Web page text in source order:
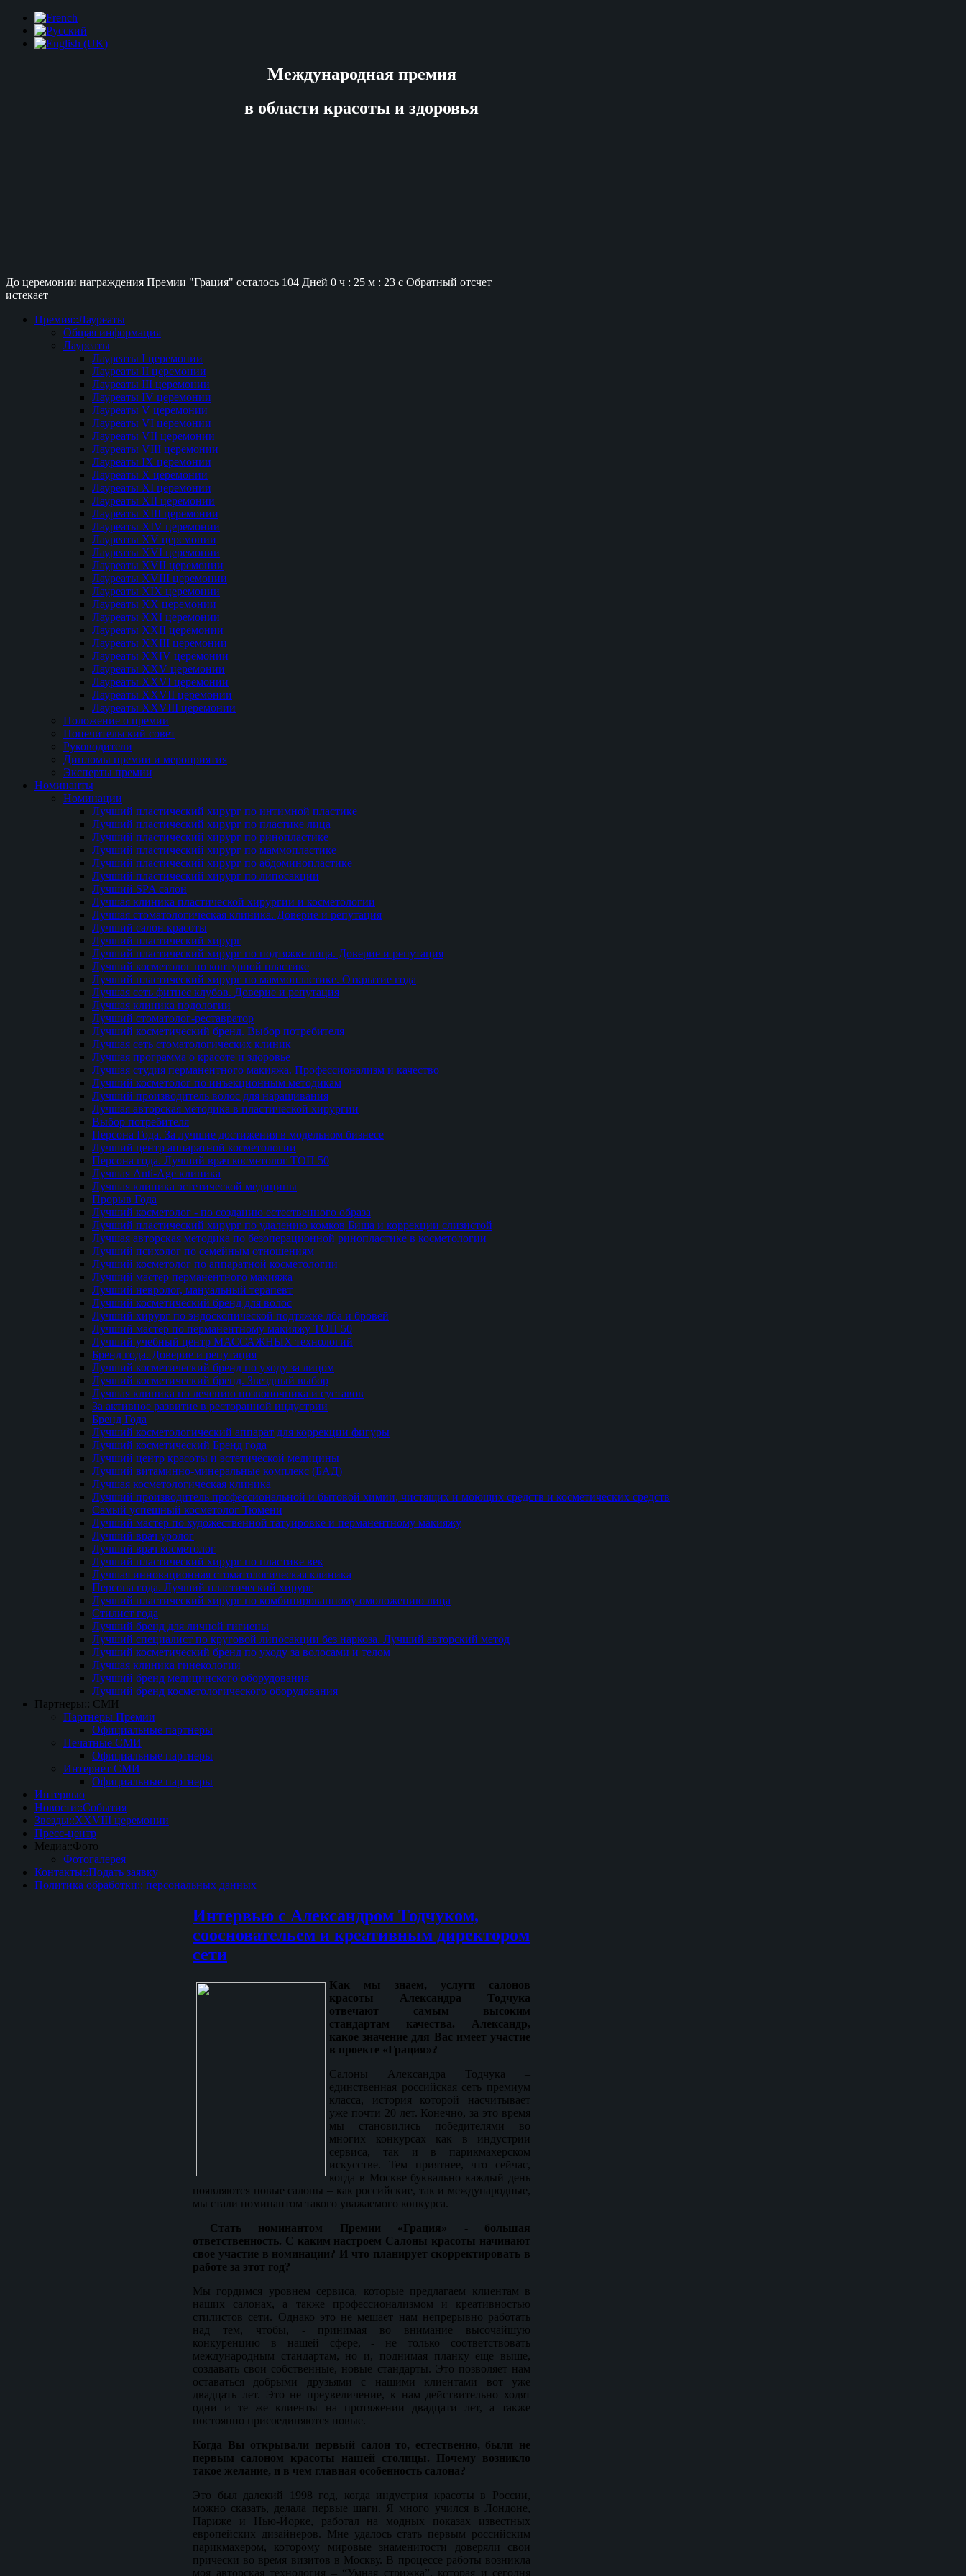
Международная премия
в области красоты и здоровья
До церемонии награждения Премии "Грация" осталось 104 Дней 0 ч : 25 м : 22 с Обратный отсчет
истекает
Премия::Лауреаты
Общая информация
Лауреаты
Лауреаты I церемонии
Лауреаты II церемонии
Лауреаты III церемонии
Лауреаты IV церемонии
Лауреаты V церемонии
Лауреаты VI церемонии
Лауреаты VII церемонии
Лауреаты VIII церемонии
Лауреаты IX церемонии
Лауреаты Х церемонии
Лауреаты XI церемонии
Лауреаты XII церемонии
Лауреаты XIII церемонии
Лауреаты XIV церемонии
Лауреаты XV церемонии
Лауреаты XVI церемонии
Лауреаты XVII церемонии
Лауреаты XVIII церемонии
Лауреаты XIX церемонии
Лауреаты XX церемонии
Лауреаты XXI церемонии
Лауреаты XXII церемонии
Лауреаты XXIII церемонии
Лауреаты XXIV церемонии
Лауреаты XXV церемонии
Лауреаты XXVI церемонии
Лауреаты XXVII церемонии
Лауреаты XXVIII церемонии
Положение о премии
Попечительский совет
Руководители
Дипломы премии и мероприятия
Эксперты премии
Номинанты
Номинации
Лучший пластический хирург по интимной пластике
Лучший пластический хирург по пластике лица
Лучший пластический хирург по ринопластике
Лучший пластический хирург по маммопластике
Лучший пластический хирург по абдоминопластике
Лучший пластический хирург по липосакции
Лучший SPA салон
Лучшая клиника пластической хирургии и косметологии
Лучшая стоматологическая клиника. Доверие и репутация
Лучший салон красоты
Лучший пластический хирург
Лучший пластический хирург по подтяжке лица. Доверие и репутация
Лучший косметолог по контурной пластике
Лучший пластический хирург по маммопластике. Открытие года
Лучшая сеть фитнес клубов. Доверие и репутация
Лучшая клиника подологии
Лучший стоматолог-реставратор
Лучший косметический бренд. Выбор потребителя
Лучшая сеть стоматологических клиник
Лучшая программа о красоте и здоровье
Лучшая студия перманентного макияжа. Профессионализм и качество
Лучший косметолог по инъекционным методикам
Лучший производитель волос для наращивания
Лучшая авторская методика в пластической хирургии
Выбор потребителя
Персона Года. За лучшие достижения в модельном бизнесе
Лучший центр аппаратной косметологии
Персона года. Лучший врач косметолог ТОП 50
Лучшая Anti-Age клиника
Лучшая клиника эстетической медицины
Прорыв Года
Лучший косметолог - по созданию естественного образа
Лучший пластический хирург по удалению комков Биша и коррекции слизистой
Лучшая авторская методика по безоперационной ринопластике в косметологии
Лучший психолог по семейным отношениям
Лучший косметолог по аппаратной косметологии
Лучший мастер перманентного макияжа
Лучший невролог, мануальный терапевт
Лучший косметический бренд для волос
Лучший хирург по эндоскопической подтяжке лба и бровей
Лучший мастер по перманентному макияжу ТОП 50
Лучший учебный центр МАССАЖНЫХ технологий
Бренд года. Доверие и репутация
Лучший косметический бренд по уходу за лицом
Лучший косметический бренд. Звездный выбор
Лучшая клиника по лечению позвоночника и суставов
За активное развитие в ресторанной индустрии
Бренд Года
Лучший косметологический аппарат для коррекции фигуры
Лучший косметический Бренд года
Лучший центр красоты и эстетической медицины
Лучший витаминно-минеральные комплекс (БАД)
Лучшая косметологическая клиника
Лучший производитель профессиональной и бытовой химии, чистящих и моющих средств и косметических средств
Самый успешный косметолог Тюмени
Лучший мастер по художественной татуировке и перманентному макияжу
Лучший врач уролог
Лучший врач косметолог
Лучший пластический хирург по пластике век
Лучшая инновационная стоматологическая клиника
Персона года. Лучший пластический хирург
Лучший пластический хирург по комбинированному омоложению лица
Стилист года
Лучший бренд для личной гигиены
Лучший специалист по круговой липосакции без наркоза. Лучший авторский метод
Лучший косметический бренд по уходу за волосами и телом
Лучшая клиника гинекологии
Лучший бренд медицинского оборудования
Лучший бренд косметологического оборудования
Партнеры:: СМИ
Партнеры Премии
Официальные партнеры
Печатные СМИ
Официальные партнеры
Интернет СМИ
Официальные партнеры
Интервью
Новости::События
Звезды::XXVIII церемонии
Пресс-центр
Медиа::Фото
Фотогалерея
Контакты::Подать заявку
Политика обработки:: персональных данных
Интервью с Александром Тодчуком,
соосновательем и креативным директором
сети
Как мы знаем, услуги салонов
красоты Александра Тодчука
отвечают самым высоким
стандартам качества. Александр,
какое значение для Вас имеет участие
в проекте «Грация»?
Салоны Александра Тодчука –
единственная российская сеть премиум
класса, история которой насчитывает
уже почти 20 лет. Конечно, за это время
мы становились победителями во
многих конкурсах как в индустрии
сервиса, так и в парикмахерском
искусстве. Тем приятнее, что сейчас,
когда в Москве буквально каждый день
появляются новые салоны – как российские, так и международные,
мы стали номинантом такого уважаемого конкурса.
Стать номинантом Премии «Грация» - большая
ответственность. С каким настроем Салоны красоты начинают
свое участие в номинации? И что планирует скорректировать в
работе за этот год?
Мы гордимся уровнем сервиса, которые предлагаем клиентам в
наших салонах, а также профессионализмом и креативностью
стилистов сети. Однако это не мешает нам непрерывно работать
над тем, чтобы, - принимая во внимание высочайшую
конкуренцию в нашей сфере, - не только соответствовать
международным стандартам, но и, поднимая планку еще выше,
создавать свои собственные, новые стандарты. Это позволяет нам
оставаться добрыми друзьями с нашими клиентами вот уже
двадцать лет. Это не преувеличение, к нам действительно ходят
одни и те же клиенты на протяжении двадцати лет, а также
постоянно присоединяются новые.
Когда Вы открывали первый салон то, естественно, были не
первым салоном красоты нашей столицы. Почему возникло
такое желание, и в чем главная особенность салона?
Это был далекий 1998 год, когда индустрия красоты в России,
можно сказать, делала первые шаги. Я много учился в Лондоне,
Париже и Нью-Йорке, работал на модных показах известных
европейских дизайнеров. Мне удалось стать первым российским
парикмахером, которому мировые знаменитости доверяли свои
прически во время визитов в Москву. В процессе работы возникла
моя авторская технология – “Умная стрижка”, которая и сегодня